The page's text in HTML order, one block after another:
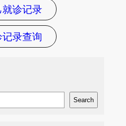
诊记录
录查询
Search